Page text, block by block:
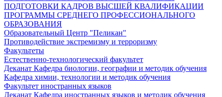
ПОДГОТОВКИ КАДРОВ ВЫСШЕЙ КВАЛИФИКАЦИИ
ПРОГРАММЫ СРЕДНЕГО ПРОФЕССИОНАЛЬНОГО
ОБРАЗОВАНИЯ
Образовательный Центр "Пеликан"
Противодействие экстремизму и терроризму
Факультеты
Естественно-технологический факультет
Деканат Кафедра биологии, географии и методик обучения
Кафедра химии, технологии и методик обучения
Факультет иностранных языков
Деканат Кафедра иностранных языков и методик обучения